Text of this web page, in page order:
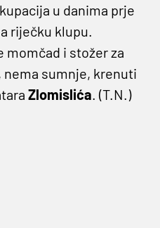
u danima prje
riječku klupu.
momčad i stožer za
nema sumnje, krenuti
Zlomislića. (T.N.)